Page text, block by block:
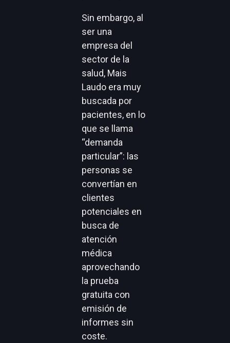
Sin embargo, al
ser una
empresa del
sector de la
salud, Mais
Laudo era muy
buscada por
pacientes, en lo
que se llama
“demanda
particular”: las
personas se
convertían en
clientes
potenciales en
busca de
atención
médica
aprovechando
la prueba
gratuita con
emisión de
informes sin
coste.